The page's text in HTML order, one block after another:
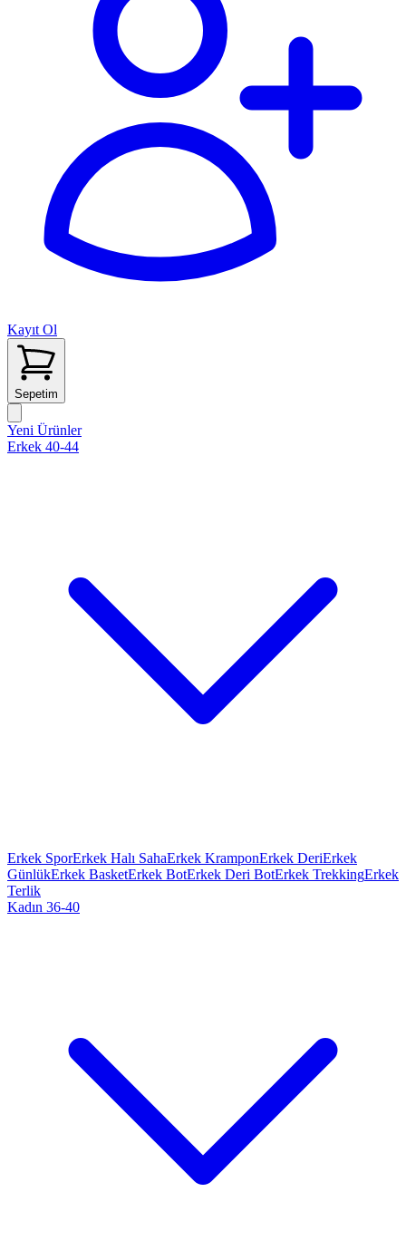
Kayıt Ol
Sepetim
Yeni Ürünler
Erkek 40-44
Erkek SporErkek Halı SahaErkek KramponErkek DeriErkek
GünlükErkek BasketErkek BotErkek Deri BotErkek TrekkingErkek
Terlik
Kadın 36-40